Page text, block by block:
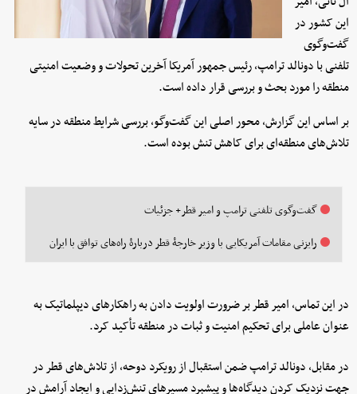
این کشور در
گفت‌وگوی
تلفنی با دونالد ترامپ، رئیس جمهور آمریکا آخرین تحولات و وضعیت امنیتی
منطقه را مورد بحث و بررسی قرار داده است.
بر اساس این گزارش، محور اصلی این گفت‌و‌گو، بررسی شرایط منطقه در سایه
تلاش‌های منطقه‌ای برای کاهش تنش بوده است.
گفت‌وگوی تلفنی ترامپ و امیر قطر+ جزئیات
رایزنی مقامات آمریکایی با وزیر خارجۀ قطر دربارۀ راه‌های توافق با ایران
در این تماس، امیر قطر بر ضرورت اولویت دادن به راهکار‌های دیپلماتیک به
عنوان عاملی برای تحکیم امنیت و ثبات در منطقه تأکید کرد.
در مقابل، دونالد ترامپ ضمن استقبال از رویکرد دوحه، از تلاش‌های قطر در
جهت نزدیک کردن دیدگاه‌ها و پیشبرد مسیر‌های تنش‌زدایی و ایجاد آرامش در